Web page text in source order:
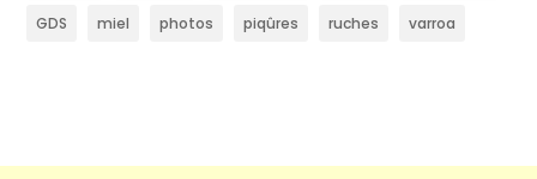
GDS miel photos piqûres ruches varroa